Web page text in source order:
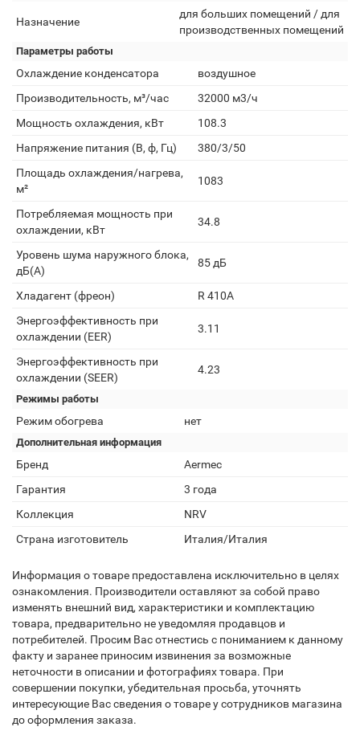
Назначение
для больших помещений / для
производственных помещений
Параметры работы
Охлаждение конденсатора
воздушное
Производительность, м³/час
32000 м3/ч
Мощность охлаждения, кВт
108.3
Напряжение питания (В, ф, Гц)
380/3/50
Площадь охлаждения/нагрева,
м²
1083
Потребляемая мощность при
охлаждении, кВт
34.8
Уровень шума наружного блока,
дБ(А)
85 дБ
Хладагент (фреон)
R 410A
Энергоэффективность при
охлаждении (EER)
3.11
Энергоэффективность при
охлаждении (SEER)
4.23
Режимы работы
Режим обогрева нет
Дополнительная информация
Бренд
Aermec
Гарантия
3 года
Коллекция
NRV
Страна изготовитель
Италия/Италия
Информация о товаре предоставлена исключительно в целях
ознакомления. Производители оставляют за собой право
изменять внешний вид, характеристики и комплектацию
товара, предварительно не уведомляя продавцов и
потребителей. Просим Вас отнестись с пониманием к данному
факту и заранее приносим извинения за возможные
неточности в описании и фотографиях товара. При
совершении покупки, убедительная просьба, уточнять
интересующие Вас сведения о товаре у сотрудников магазина
до оформления заказа.